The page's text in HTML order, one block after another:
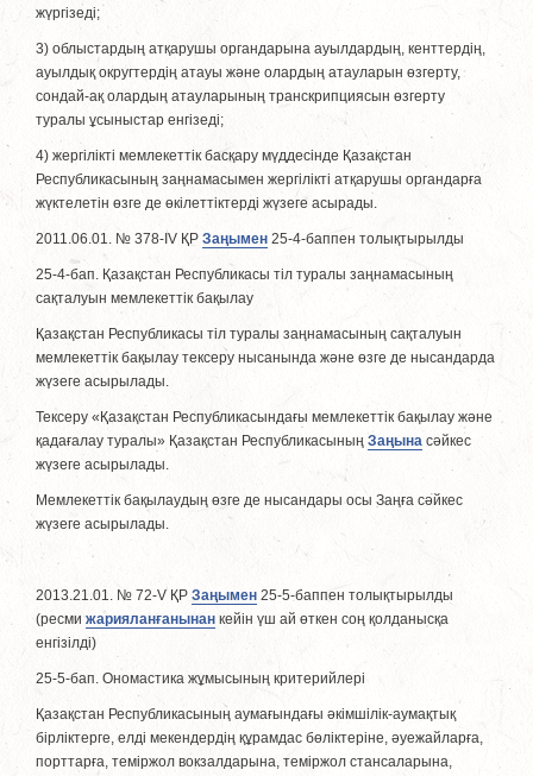
жүргiзедi;
3) облыстардың атқарушы органдарына ауылдардың, кенттердiң,
ауылдық округтердiң атауы және олардың атауларын өзгерту,
сондай-ақ олардың атауларының транскрипциясын өзгерту
туралы ұсыныстар енгiзедi;
4) жергілікті мемлекеттік басқару мүддесінде Қазақстан
Республикасының заңнамасымен жергілікті атқарушы органдарға
жүктелетін өзге де өкілеттіктерді жүзеге асырады.
2011.06.01. № 378-IV ҚР Заңымен 25-4-баппен толықтырылды
25-4-бап. Қазақстан Республикасы тіл туралы заңнамасының
сақталуын мемлекеттік бақылау
Қазақстан Республикасы тіл туралы заңнамасының сақталуын
мемлекеттік бақылау тексеру нысанында және өзге де нысандарда
жүзеге асырылады.
Тексеру «Қазақстан Республикасындағы мемлекеттік бақылау және
қадағалау туралы» Қазақстан Республикасының Заңына сәйкес
жүзеге асырылады.
Мемлекеттік бақылаудың өзге де нысандары осы Заңға сәйкес
жүзеге асырылады.
2013.21.01. № 72-V ҚР Заңымен 25-5-баппен толықтырылды
(ресмижарияланғанынан кейін үш ай өткен соң қолданысқа
енгізiлдi)
25-5-бап. Ономастика жұмысының критерийлері
Қазақстан Республикасының аумағындағы әкімшілік-аумақтық
бірліктерге, елді мекендердің құрамдас бөлiктерiне, әуежайларға,
порттарға, теміржол вокзалдарына, теміржол стансаларына,